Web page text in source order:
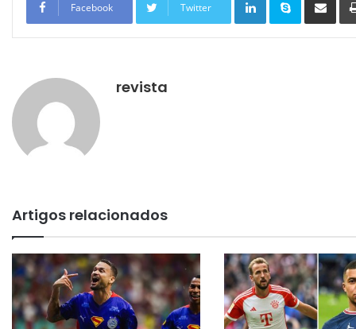
Facebook Twitter
revista
Artigos relacionados